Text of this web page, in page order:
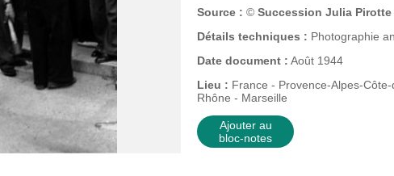
Source : © Succession Julia Pirotte
Détails techniques : Photographie
Date document : Août 1944
Lieu : France - Provence-Alpes-
Rhône - Marseille
Ajouter au
bloc-notes